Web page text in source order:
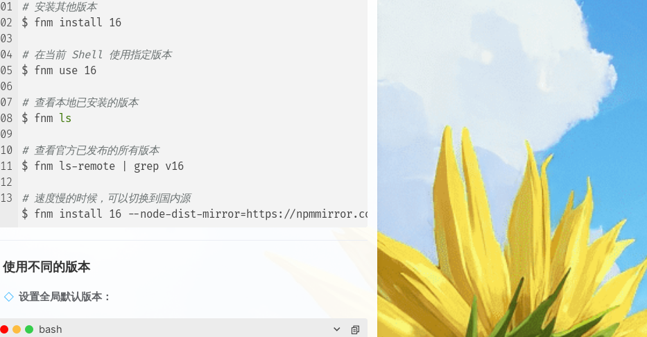
01
02
03
04
05
06
07
08
09
10
11
12
13
# 安装其他版本
$ fnm install 16
# 在当前 Shell 使用指定版本
$ fnm use 16
# 查看本地已安装的版本
$ fnm
ls
# 查看官方已发布的所有版本
$ fnm ls-remote | grep v16
# 速度慢的时候，可以切换到国内源
$ fnm install 16 --node-dist-mirror=https://npmmirror.com/mirrors/node
使用不同的版本
设置全局默认版本：
bash